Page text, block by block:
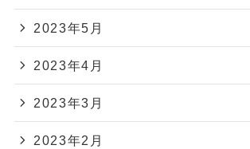
2023年5月
2023年4月
2023年3月
2023年2月